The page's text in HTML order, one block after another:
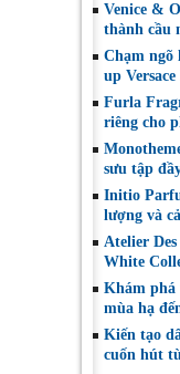
Venice &
thành cầu
Chạm ngõ
up
Furla
riêng cho
sưu tập
Initio
lượng và
Atelier
White
Khám phá
mùa hạ
Kiến tạo
cuốn hút